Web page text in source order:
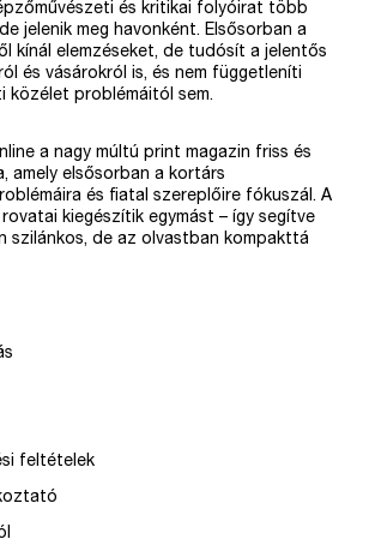
és kritikai folyóirat több
jelenik meg havonként. Elsősorban a
kínál elemzéseket, de tudósít a jelentős
és vásárokról is, és nem függetleníti
közélet problémáitól sem.
a nagy múltú print magazin friss és
amely elsősorban a kortárs
és fiatal szereplőire fókuszál. A
kiegészítik egymást – így segítve
szilánkos, de az olvastban kompakttá
feltételek